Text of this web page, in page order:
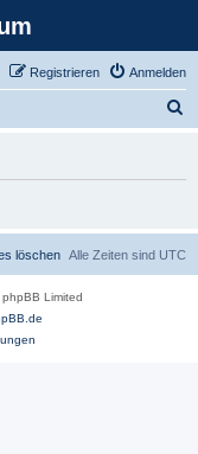
Anmelden
Registrieren
Alle Zeiten sind UTC
löschen
Limited